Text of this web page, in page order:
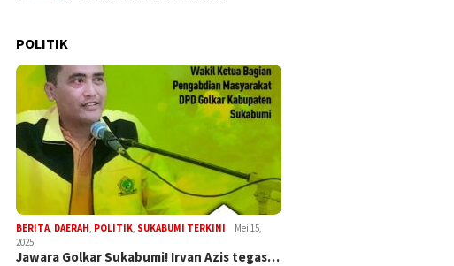
POLITIK
BERITA DAERAH POLITIK SUKABUMI TERKINI
Mei 15,
2025
Jawara Golkar Sukabumi! Irvan Azis tegas…